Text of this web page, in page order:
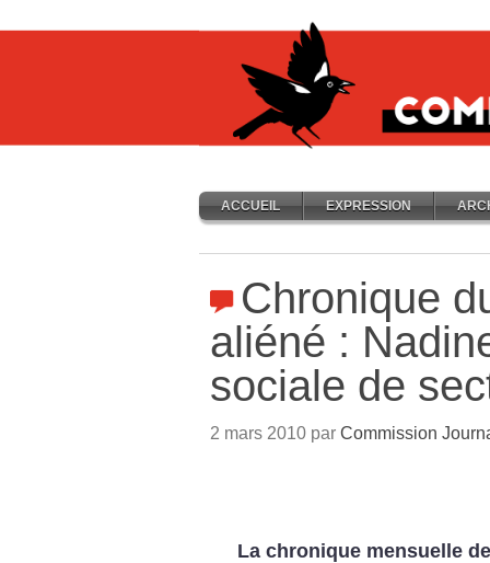
ACCUEIL EXPRESSION
Chronique
aliéné :
sociale de
2 mars 2010 par Commission
La chronique mensuelle